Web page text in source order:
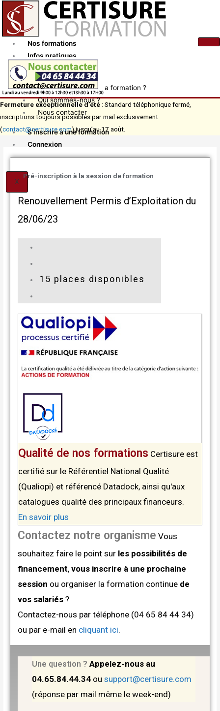
contenu
Nos formations
Infos pratiques
Actualités
Comment financer ma formation ?
Qui sommes-nous ?
Nous contacter
S’inscrire à une formation
Connexion
X
Fermeture exceptionnelle d’été : Standard téléphonique fermé,
inscriptions toujours possibles par mail exclusivement
(contact@certisure.com) jusqu’au 17 août.
Pré-inscription à la session de formation
Renouvellement Permis d’Exploitation du
28/06/23
15 places disponibles
Qualité de nos formations Certisure est
certifié sur le Référentiel National Qualité
(Qualiopi) et référencé Datadock, ainsi qu'aux
catalogues qualité des principaux financeurs.
En savoir plus
Contactez notre organisme Vous
souhaitez faire le point sur les possibilités de
financement,vous inscrire à une prochaine
session ou organiser la formation continue de
vos salariés ?
Contactez-nous par téléphone (04 65 84 44 34)
ou par e-mail en cliquant ici.
Une question ? Appelez-nous au
04.65.84.44.34 ousupport@certisure.com
(réponse par mail même le week-end)